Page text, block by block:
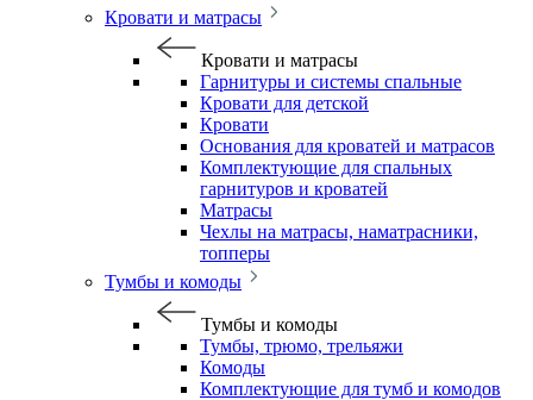
Кровати и матрасы
Кровати и матрасы
Гарнитуры и системы спальные
Кровати для детской
Кровати
Основания для кроватей и матрасов
Комплектующие для спальных
гарнитуров и кроватей
Матрасы
Чехлы на матрасы, наматрасники,
топперы
Тумбы и комоды
Тумбы и комоды
Тумбы, трюмо, трельяжи
Комоды
Комплектующие для тумб и комодов